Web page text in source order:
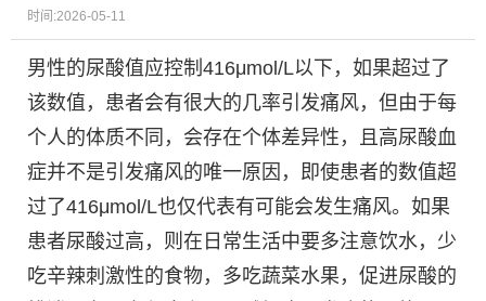
时间:2026-05-11
男性的尿酸值应控制416μmol/L以下，如果超过了
该数值，患者会有很大的几率引发痛风，但由于每
个人的体质不同，会存在个体差异性，且高尿酸血
症并不是引发痛风的唯一原因，即使患者的数值超
过了416μmol/L也仅代表有可能会发生痛风。如果
患者尿酸过高，则在日常生活中要多注意饮水，少
吃辛辣刺激性的食物，多吃蔬菜水果，促进尿酸的